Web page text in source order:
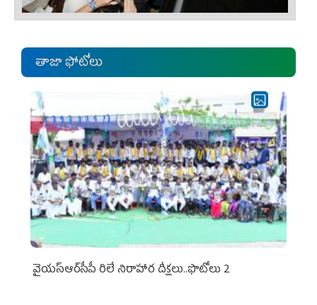
తాజా ఫోటోలు
వైయ‌స్ఆర్‌సీపీ రిలే నిరాహార దీక్షలు..ఫొటోలు 2